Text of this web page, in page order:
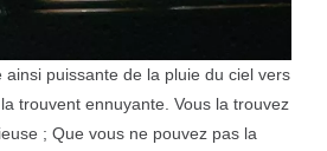
ainsi puissante de la pluie du ciel vers
trouvent ennuyante. Vous la trouvez
; Que vous ne pouvez pas la